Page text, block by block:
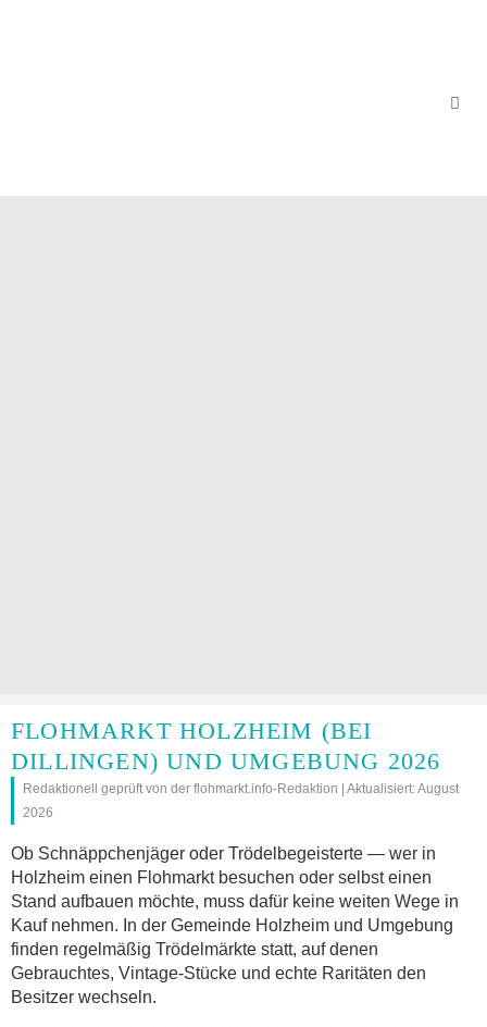
FLOHMARKT HOLZHEIM (BEI
DILLINGEN) UND UMGEBUNG 2026
Redaktionell geprüft von der flohmarkt.info-Redaktion | Aktualisiert: August
2026
Ob Schnäppchenjäger oder Trödelbegeisterte — wer in
Holzheim einen Flohmarkt besuchen oder selbst einen
Stand aufbauen möchte, muss dafür keine weiten Wege in
Kauf nehmen. In der Gemeinde Holzheim und Umgebung
finden regelmäßig Trödelmärkte statt, auf denen
Gebrauchtes, Vintage-Stücke und echte Raritäten den
Besitzer wechseln.